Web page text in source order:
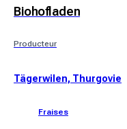
Biohofladen
Producteur
Tägerwilen, Thurgovie
Fraises